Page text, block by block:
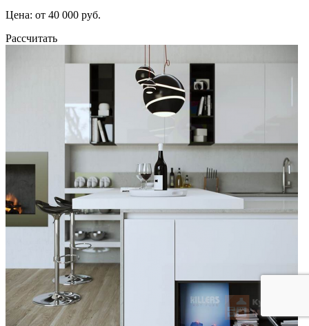
Цена: от 40 000 руб.
Рассчитать